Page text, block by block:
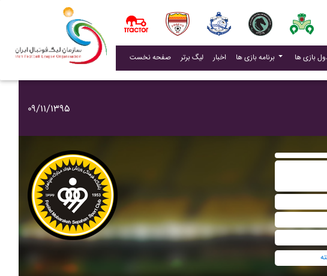
صفحه نخست لیگ برتر اخبار(current) برنامه بازی ها
۰۹/۱۱/۱۳۹۵